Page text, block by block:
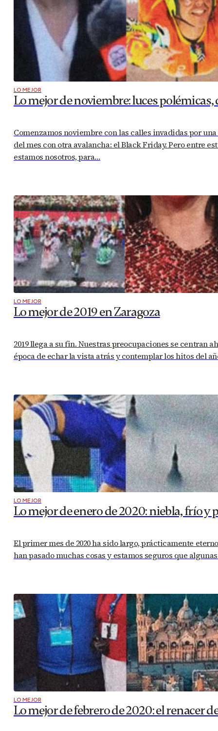
LO MEJOR
Lo mejor de noviembre: luces
Comenzamos noviembre con las calles invadidas por una
del mes con otra avalancha: el Black Friday. Pero entre
estamos nosotros, para…
LO MEJOR
Lo mejor de 2019 en Zaragoza
2019 llega a su fin. Nuestras preocupaciones se centran
época de echar la vista atrás y contemplar los hitos del
LO MEJOR
Lo mejor de enero de 2020: niebla, frío y
El primer mes de 2020 ha sido largo, prácticamente
han pasado muchas cosas y estamos seguros que
LO MEJOR
Lo mejor de febrero de 2020: el renacer